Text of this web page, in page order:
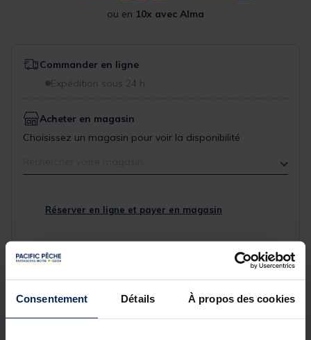
Consentement Détails À propos des cookies
ou en 10x avec Alma
Commander en ligne
Expédition sous 24 h
Acheter en magasin
Choisissez un magasin pour voir la disponibilité
Réserver en ligne et payer en magasin